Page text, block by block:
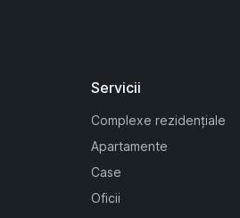
Servicii
Complexe rezidențiale
Apartamente
Case
Oficii